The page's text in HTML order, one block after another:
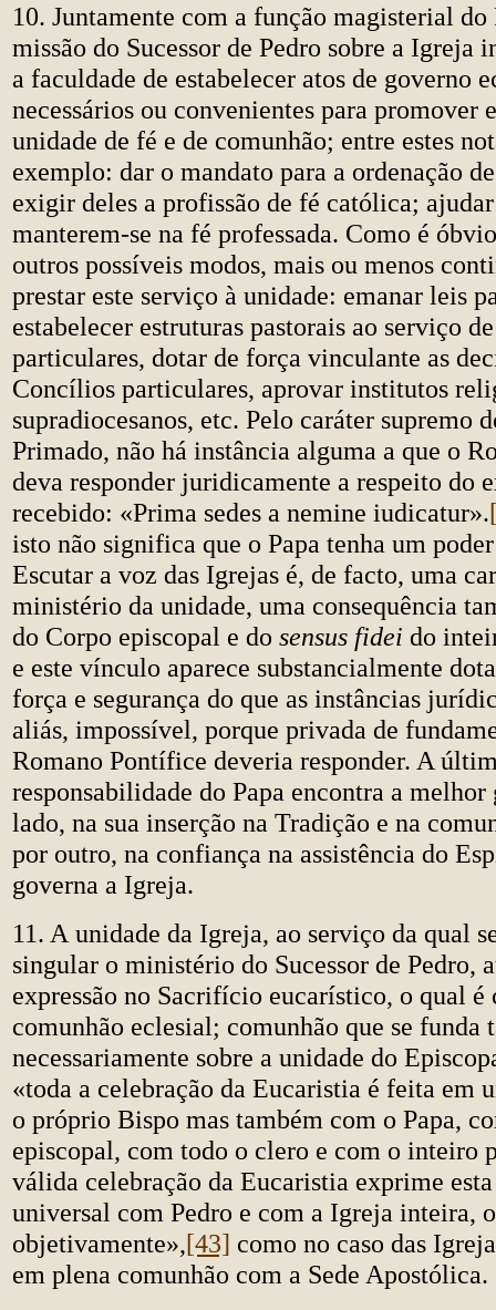
10. Juntamente com a função magisterial do
missão do Sucessor de Pedro sobre a Igreja
a faculdade de estabelecer atos de governo
necessários ou convenientes para promover
unidade de fé e de comunhão; entre estes
exemplo: dar o mandato para a ordenação
exigir deles a profissão de fé católica;
manterem-se na fé professada. Como é
outros possíveis modos, mais ou menos
prestar este serviço à unidade: emanar leis
estabelecer estruturas pastorais ao serviço
particulares, dotar de força vinculante as
Concílios particulares, aprovar institutos
supradiocesanos, etc. Pelo caráter supremo
Primado, não há instância alguma a que o
deva responder juridicamente a respeito do
recebido: «Prima sedes a nemine iudicatur».
isto não significa que o Papa tenha um
Escutar a voz das Igrejas é, de facto, uma
ministério da unidade, uma consequência
do Corpo episcopal e do sensus fidei do
e este vínculo aparece substancialmente
força e segurança do que as instâncias
aliás, impossível, porque privada de
Romano Pontífice deveria responder. A
responsabilidade do Papa encontra a
lado, na sua inserção na Tradição e na
por outro, na confiança na assistência do
governa a Igreja.
11. A unidade da Igreja, ao serviço da qual
singular o ministério do Sucessor de Pedro,
expressão no Sacrifício eucarístico, o qual é
comunhão eclesial; comunhão que se funda
necessariamente sobre a unidade do
«toda a celebração da Eucaristia é feita em
o próprio Bispo mas também com o Papa,
episcopal, com todo o clero e com o inteiro
válida celebração da Eucaristia exprime
universal com Pedro e com a Igreja inteira,
objetivamente»,[43] como no caso das
em plena comunhão com a Sede Apostólica.